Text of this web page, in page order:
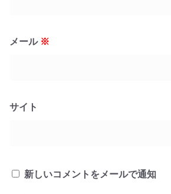
メール ※
サイト
新しいコメントをメールで通知